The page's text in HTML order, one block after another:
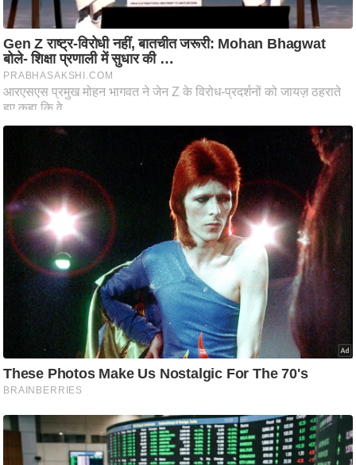
मी
क्षा
ध
र्म
ज्यो
ति
भु
म
हि
मा
/
ध
र्म
स्थ
ल
व्र
त
त्यो
हा
र